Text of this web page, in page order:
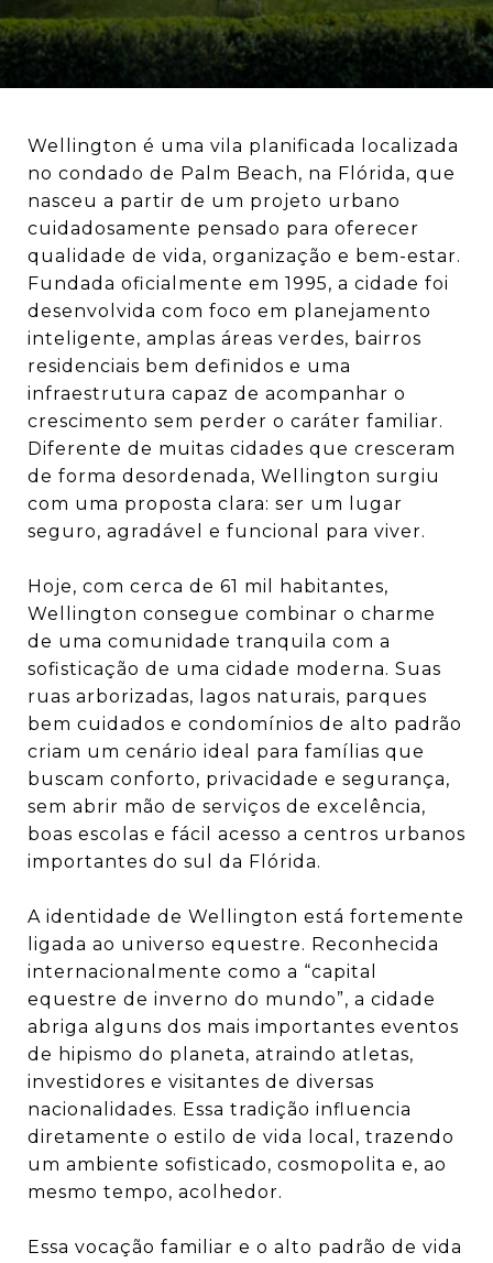
Wellington é uma vila planificada localizada
no condado de Palm Beach, na Flórida, que
nasceu a partir de um projeto urbano
cuidadosamente pensado para oferecer
qualidade de vida, organização e bem-estar.
Fundada oficialmente em 1995, a cidade foi
desenvolvida com foco em planejamento
inteligente, amplas áreas verdes, bairros
residenciais bem definidos e uma
infraestrutura capaz de acompanhar o
crescimento sem perder o caráter familiar.
Diferente de muitas cidades que cresceram
de forma desordenada, Wellington surgiu
com uma proposta clara: ser um lugar
seguro, agradável e funcional para viver.
Hoje, com cerca de 61 mil habitantes,
Wellington consegue combinar o charme
de uma comunidade tranquila com a
sofisticação de uma cidade moderna. Suas
ruas arborizadas, lagos naturais, parques
bem cuidados e condomínios de alto padrão
criam um cenário ideal para famílias que
buscam conforto, privacidade e segurança,
sem abrir mão de serviços de excelência,
boas escolas e fácil acesso a centros urbanos
importantes do sul da Flórida.
A identidade de Wellington está fortemente
ligada ao universo equestre. Reconhecida
internacionalmente como a “capital
equestre de inverno do mundo”, a cidade
abriga alguns dos mais importantes eventos
de hipismo do planeta, atraindo atletas,
investidores e visitantes de diversas
nacionalidades. Essa tradição influencia
diretamente o estilo de vida local, trazendo
um ambiente sofisticado, cosmopolita e, ao
mesmo tempo, acolhedor.
Essa vocação familiar e o alto padrão de vida